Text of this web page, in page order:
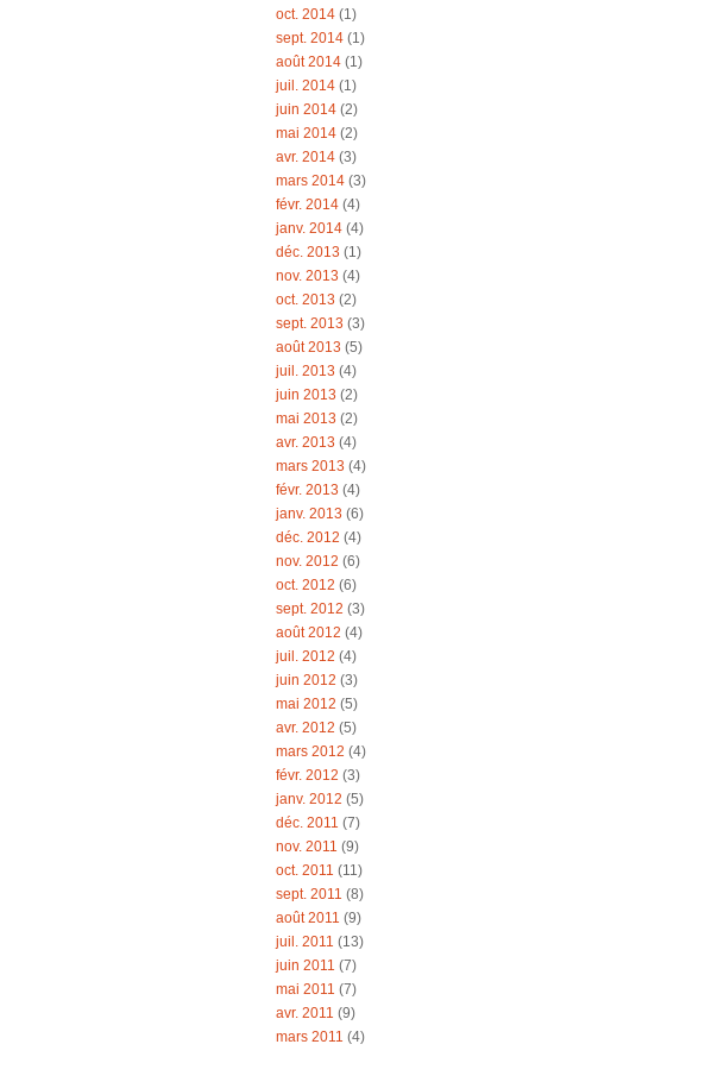
oct. 2014 (1)
sept. 2014 (1)
août 2014 (1)
juil. 2014 (1)
juin 2014 (2)
mai 2014 (2)
avr. 2014 (3)
mars 2014 (3)
févr. 2014 (4)
janv. 2014 (4)
déc. 2013 (1)
nov. 2013 (4)
oct. 2013 (2)
sept. 2013 (3)
août 2013 (5)
juil. 2013 (4)
juin 2013 (2)
mai 2013 (2)
avr. 2013 (4)
mars 2013 (4)
févr. 2013 (4)
janv. 2013 (6)
déc. 2012 (4)
nov. 2012 (6)
oct. 2012 (6)
sept. 2012 (3)
août 2012 (4)
juil. 2012 (4)
juin 2012 (3)
mai 2012 (5)
avr. 2012 (5)
mars 2012 (4)
févr. 2012 (3)
janv. 2012 (5)
déc. 2011 (7)
nov. 2011 (9)
oct. 2011 (11)
sept. 2011 (8)
août 2011 (9)
juil. 2011 (13)
juin 2011 (7)
mai 2011 (7)
avr. 2011 (9)
mars 2011 (4)